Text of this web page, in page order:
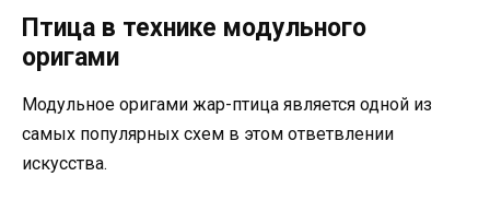
Птица в технике модульного
оригами
Модульное оригами жар-птица является одной из
самых популярных схем в этом ответвлении
искусства.